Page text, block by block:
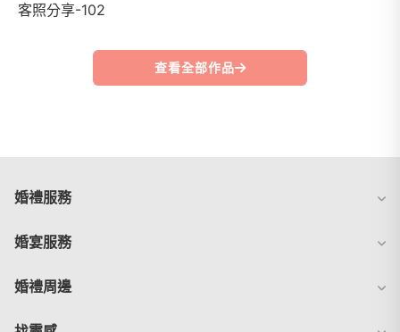
客照分享-102
查看全部作品
婚禮服務
婚宴服務
婚禮周邊